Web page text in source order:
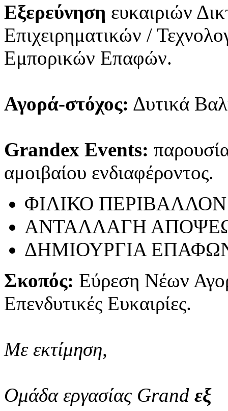
Εξερεύνηση ευκαιριών
Επιχειρηματικών /
Εμπορικών Επαφών.
Αγορά-στόχος: Δυτικά
Grandex Events:
αμοιβαίου ενδιαφέροντος.
ΦΙΛΙΚΟ ΠΕΡΙΒΑΛΛΟΝ
ΑΝΤΑΛΛΑΓΗ
ΔΗΜΙΟΥΡΓΙΑ
Σκοπός: Εύρεση Νέων
Επενδυτικές Ευκαιρίες.
Με εκτίμηση,
Ομάδα εργασίας Grand εξ